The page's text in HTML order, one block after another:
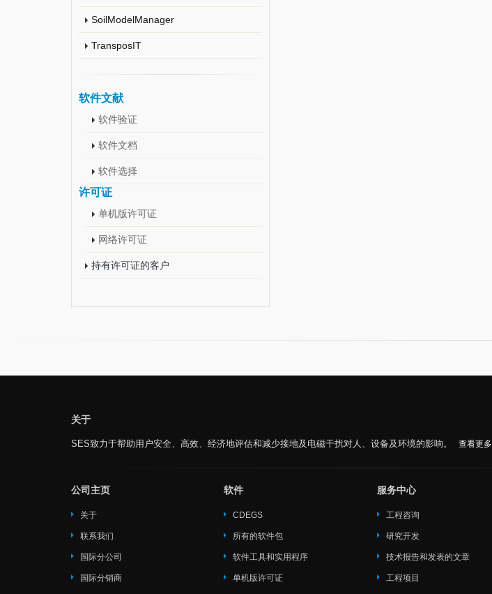
SoilModelManager
TransposIT
软件文献
软件验证
软件文档
软件选择
许可证
单机版许可证
网络许可证
持有许可证的客户
关于
SES致力于帮助用户安全、高效、经济地评估和减少接地及电磁干扰对人、设备及环境的影响。 查看更多
公司主页
关于
联系我们
国际分公司
国际分销商
软件
CDEGS
所有的软件包
软件工具和实用程序
单机版许可证
服务中心
工程咨询
研究开发
技术报告和发表的文章
工程项目